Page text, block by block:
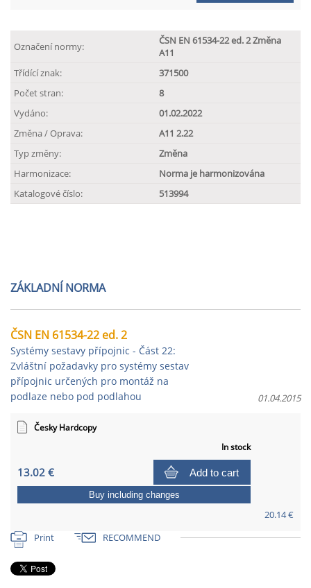
Označení normy:
ČSN EN 61534-22 ed. 2 Změna
A11
Třídící znak:
371500
Počet stran:
8
Vydáno:
01.02.2022
Změna / Oprava:
A11 2.22
Typ změny:
Změna
Harmonizace:
Norma je harmonizována
Katalogové číslo:
513994
ZÁKLADNÍ NORMA
ČSN EN 61534-22 ed. 2
Systémy sestavy přípojnic - Část 22:
Zvláštní požadavky pro systémy sestav
přípojnic určených pro montáž na
podlaze nebo pod podlahou
01.04.2015
Česky Hardcopy
In stock
13.02 € Add to cart
20.14 €
Buy including changes
Print RECOMMEND